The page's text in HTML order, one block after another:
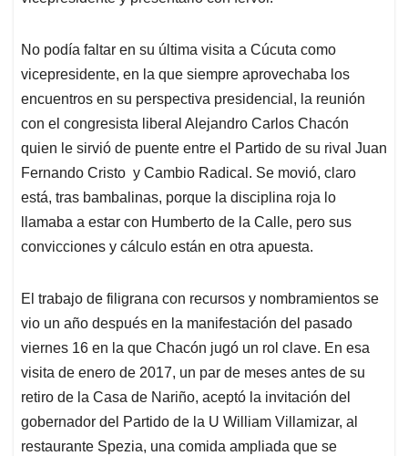
No podía faltar en su última visita a Cúcuta como
vicepresidente, en la que siempre aprovechaba los
encuentros en su perspectiva presidencial, la reunión
con el congresista liberal Alejandro Carlos Chacón
quien le sirvió de puente entre el Partido de su rival Juan
Fernando Cristo y Cambio Radical. Se movió, claro
está, tras bambalinas, porque la disciplina roja lo
llamaba a estar con Humberto de la Calle, pero sus
convicciones y cálculo están en otra apuesta.
El trabajo de filigrana con recursos y nombramientos se
vio un año después en la manifestación del pasado
viernes 16 en la que Chacón jugó un rol clave. En esa
visita de enero de 2017, un par de meses antes de su
retiro de la Casa de Nariño, aceptó la invitación del
gobernador del Partido de la U William Villamizar, al
restaurante Spezia, una comida ampliada que se